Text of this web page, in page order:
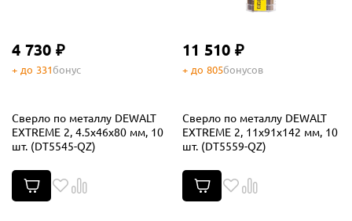
4 730 ₽
+ до 331бонус
Сверло по металлу DEWALT
EXTREME 2, 4.5x46x80 мм, 10
шт. (DT5545-QZ)
11 510 ₽
+ до 805бонусов
Сверло по металлу DEWALT
EXTREME 2, 11x91x142 мм, 10
шт. (DT5559-QZ)